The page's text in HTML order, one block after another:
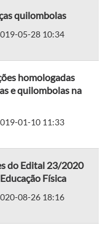
quilombolas
05-28 10:34
homologadas
e quilombolas na
01-10 11:33
do Edital 23/2020
Física
08-26 18:16